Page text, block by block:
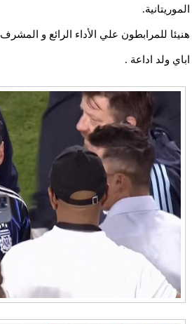
الموريتانية.
هنيئا للمرابطون علي الأداء الرائع و المشرف
اباي ولد اداعة .